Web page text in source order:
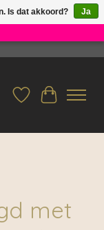
×
Verlanglijst
met
Is dat akkoord?
Ja